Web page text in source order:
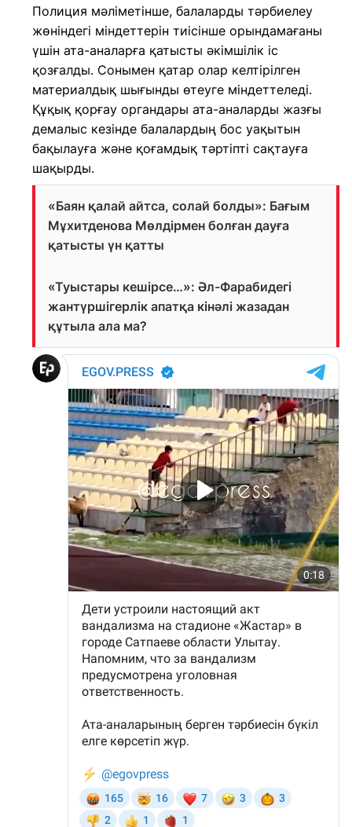
Полиция мәліметінше, балаларды тәрбиелеу
жөніндегі міндеттерін тиісінше орындамағаны
үшін ата-аналарға қатысты әкімшілік іс
қозғалды. Сонымен қатар олар келтірілген
материалдық шығынды өтеуге міндеттеледі.
Құқық қорғау органдары ата-аналарды жазғы
демалыс кезінде балалардың бос уақытын
бақылауға және қоғамдық тәртіпті сақтауға
шақырды.
«Баян қалай айтса, солай болды»: Бағым
Мұхитденова Мөлдірмен болған дауға
қатысты үн қатты
«Туыстары кешірсе…»: Әл-Фарабидегі
жантүршігерлік апатқа кінәлі жазадан
құтыла ала ма?